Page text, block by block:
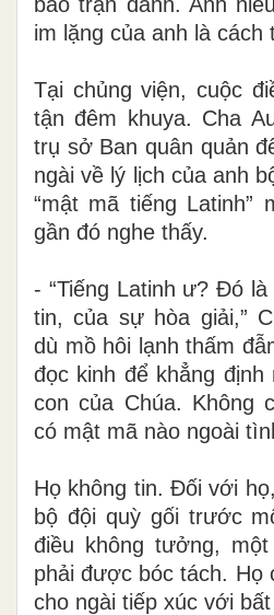
im lặng của anh là cách
Tại chủng viện, cuộc
tận đêm khuya. Cha
trụ sở Ban quân quản
ngài về lý lịch của anh
“mật mã tiếng Latinh”
gần đó nghe thấy.
- “Tiếng Latinh ư? Đó
tin, của sự hòa giải,”
dù mồ hôi lạnh thấm
đọc kinh để khẳng
con của Chúa. Không
có mật mã nào ngoài
Họ không tin. Đối với
bộ đội quỳ gối trước
điều không tưởng,
phải được bóc tách. Họ
cho ngài tiếp xúc với